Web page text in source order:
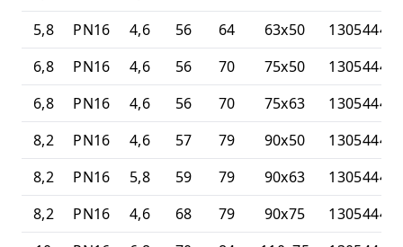
5,8
PN16 4,6 56 64 63x50
6,8
PN16 4,6 56 70 75x50
6,8
PN16 4,6 56 70 75x63
8,2
PN16 4,6 57 79 90x50
8,2
PN16 5,8 59 79 90x63
8,2
PN16 4,6 68 79 90x75